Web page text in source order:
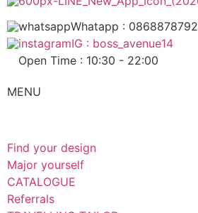
Whatapp : 0868878792
IG : boss_avenue14
Open Time : 10:30 - 22:00
MENU
Find your design
Major yourself
CATALOGUE
Referrals